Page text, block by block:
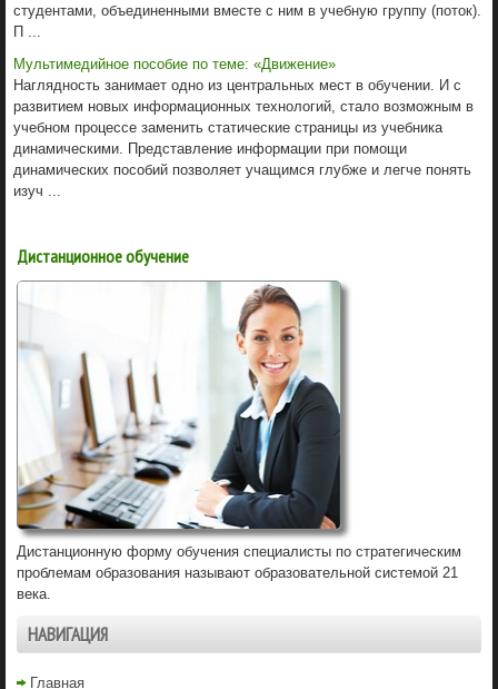
студентами, объединенными вместе с ним в учебную группу (поток).
П ...
Мультимедийное пособие по теме: «Движение»
Наглядность занимает одно из центральных мест в обучении. И с
развитием новых информационных технологий, стало возможным в
учебном процессе заменить статические страницы из учебника
динамическими. Представление информации при помощи
динамических пособий позволяет учащимся глубже и легче понять
изуч ...
Дистанционное обучение
Дистанционную форму обучения специалисты по стратегическим
проблемам образования называют образовательной системой 21
века.
НАВИГАЦИЯ
Главная